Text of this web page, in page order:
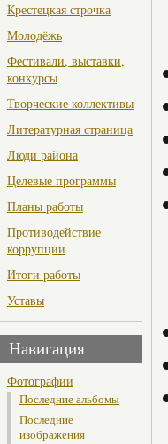
Крестецкая строчка
Молодёжь
Фестивали, выставки,
конкурсы
Творческие коллективы
Литературная страница
Люди района
Целевые программы
Планы работы
Противодействие
коррупции
Итоги работы
Уставы
Навигация
Фотографии
Последние альбомы
Последние
изображения